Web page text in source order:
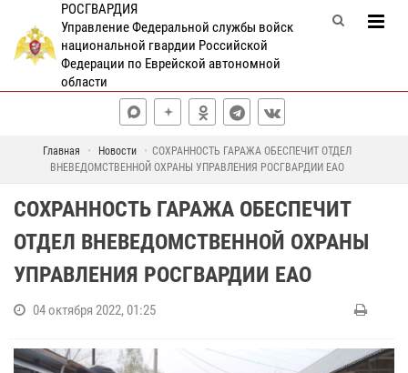
РОСГВАРДИЯ
Управление Федеральной службы войск
национальной гвардии Российской
Федерации по Еврейской автономной
области
Главная Новости
СОХРАННОСТЬ ГАРАЖА ОБЕСПЕЧИТ ОТДЕЛ
ВНЕВЕДОМСТВЕННОЙ ОХРАНЫ УПРАВЛЕНИЯ РОСГВАРДИИ ЕАО
СОХРАННОСТЬ ГАРАЖА ОБЕСПЕЧИТ
ОТДЕЛ ВНЕВЕДОМСТВЕННОЙ ОХРАНЫ
УПРАВЛЕНИЯ РОСГВАРДИИ ЕАО
04 октября 2022, 01:25